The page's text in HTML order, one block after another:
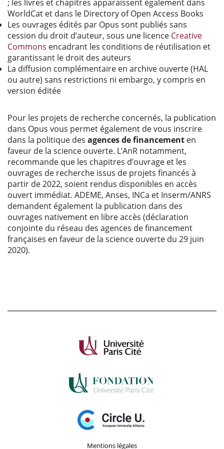
; les livres et chapitres apparaissent également dans
WorldCat et dans le Directory of Open Access Books
Les ouvrages édités par Opus sont publiés sans
cession du droit d’auteur, sous une licence Creative
Commons encadrant les conditions de réutilisation et
garantissant le droit des auteurs
La diffusion complémentaire en archive ouverte (HAL
ou autre) sans restrictions ni embargo, y compris en
version éditée
Pour les projets de recherche concernés, la publication
dans Opus vous permet également de vous inscrire
dans la politique des agences de financement en
faveur de la science ouverte. L’AnR notamment,
recommande que les chapitres d’ouvrage et les
ouvrages de recherche issus de projets financés à
partir de 2022, soient rendus disponibles en accès
ouvert immédiat. ADEME, Anses, INCa et Inserm/ANRS
demandent également la publication dans des
ouvrages nativement en libre accès (déclaration
conjointe du réseau des agences de financement
françaises en faveur de la science ouverte du 29 juin
2020).
Mentions légales